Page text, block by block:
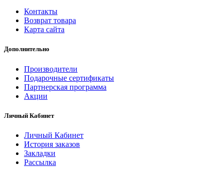
Контакты
Возврат товара
Карта сайта
Дополнительно
Производители
Подарочные сертификаты
Партнерская программа
Акции
Личный Кабинет
Личный Кабинет
История заказов
Закладки
Рассылка